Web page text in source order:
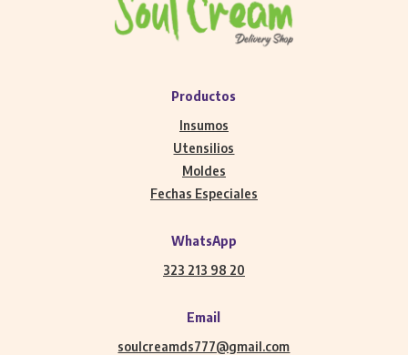
Productos
Insumos
Utensilios
Moldes
Fechas Especiales
WhatsApp
323 213 98 20
Email
soulcreamds777@gmail.com